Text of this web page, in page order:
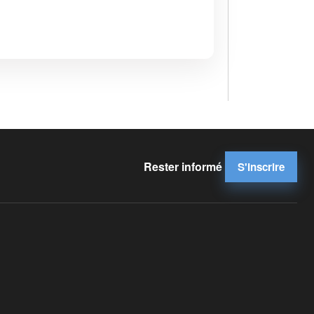
Rester informé S'inscrire